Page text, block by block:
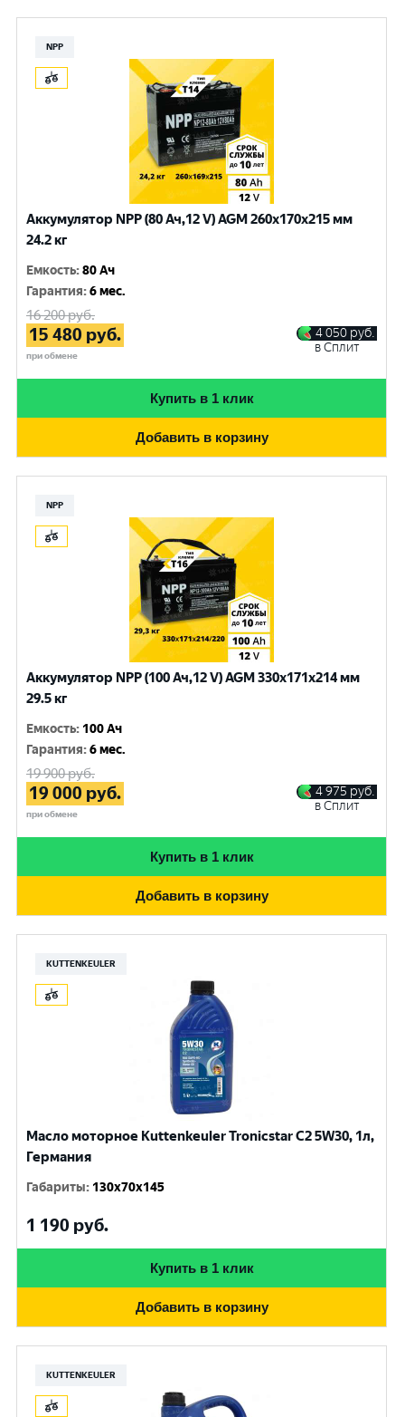
NPP
Аккумулятор NPP (80 Ач,12 V) AGM 260x170x215 мм
24.2 кг
Емкость:80 Ач
Гарантия:6 мес.
16 200руб.
15 480 руб.
при обмене
4 050 руб.
в Сплит
Купить в 1 клик
Добавить в корзину
NPP
Аккумулятор NPP (100 Ач,12 V) AGM 330x171x214 мм
29.5 кг
Емкость: 100 Ач
Гарантия:6 мес.
19 900руб.
19 000 руб.
при обмене
4 975 руб.
в Сплит
Купить в 1 клик
Добавить в корзину
KUTTENKEULER
Масло моторное Kuttenkeuler Tronicstar C2 5W30, 1л,
Германия
Габариты: 130x70x145
1 190 руб.
Купить в 1 клик
Добавить в корзину
KUTTENKEULER